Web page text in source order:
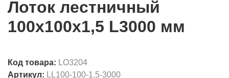
Лоток лестничный
100х100х1,5 L3000 мм
Код товара: LO3204
Артикул: LL100-100-1.5-3000